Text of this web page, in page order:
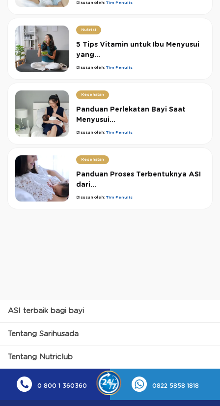
Disusun oleh: Tim Penulis
Nutrisi
5 Tips Vitamin untuk Ibu Menyusui
yang...
Disusun oleh: Tim Penulis
Kesehatan
Panduan Perlekatan Bayi Saat
Menyusui...
Disusun oleh: Tim Penulis
Kesehatan
Panduan Proses Terbentuknya ASI
dari...
Disusun oleh: Tim Penulis
ASI terbaik bagi bayi
Tentang Sarihusada
Tentang Nutriclub
0 800 1 360360 0822 5858 1818